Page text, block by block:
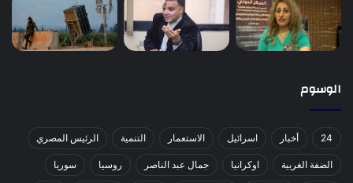
الوسوم
24 أخبار اسرائيل الاستعمار التنمية الرئيس المصري
الضفة الغربية اوكرانيا جمال عبد الناصر روسيا سوريا